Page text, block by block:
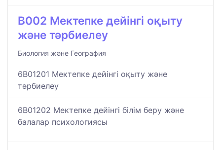
B002 Мектепке дейінгі оқыту
және тәрбиелеу
Биология және География
6B01201 Мектепке дейінгі оқыту және
тәрбиелеу
6B01202 Мектепке дейінгі білім беру және
балалар психологиясы